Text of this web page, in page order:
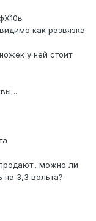
как развязка
у ней стоит
..
можно ли
на 3,3 вольта?